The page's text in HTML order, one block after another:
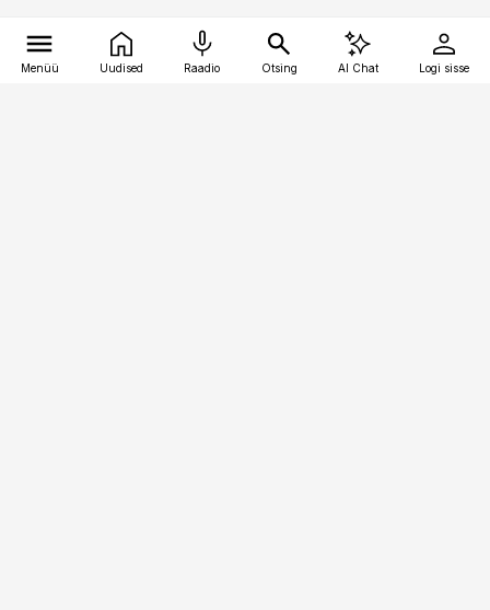
Menüü Uudised Raadio Otsing AI Chat Logi sisse